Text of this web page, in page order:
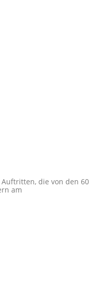
die von den 60
am